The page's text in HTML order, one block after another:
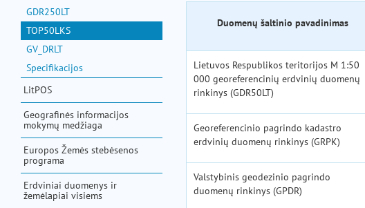
GDR250LT
TOP50LKS
GV_DRLT
Specifikacijos
LitPOS
Geografinės informacijos
mokymų medžiaga
Europos Žemės stebėsenos
programa
Erdviniai duomenys ir
žemėlapiai visiems
Duomenų šaltinio pavadinimas
Lietuvos Respublikos teritorijos M 1:50
000 georeferencinių erdvinių duomenų
rinkinys (GDR50LT)
Georeferencinio pagrindo kadastro
erdvinių duomenų rinkinys (GRPK)
Valstybinis geodezinio pagrindo
duomenų rinkinys (GPDR)